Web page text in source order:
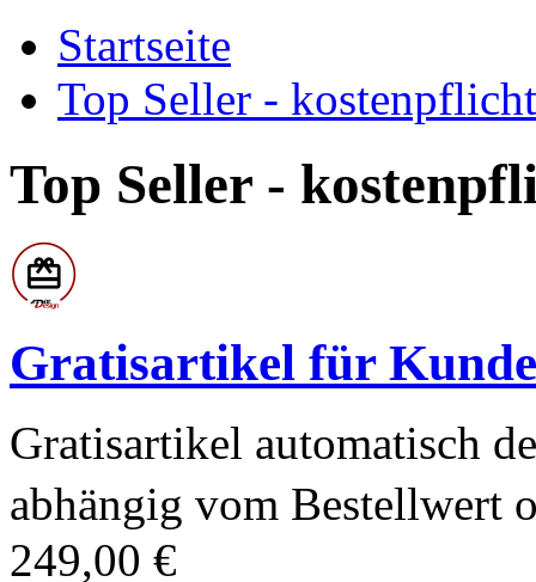
Startseite
Top Seller -
Top Seller -
Gratisartikel für
Gratisartikel automatisch
abhängig vom Bestellwert
249,00 €